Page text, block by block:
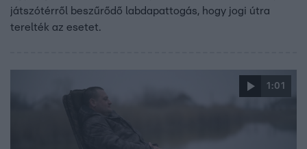
játszótérről beszűrődő labdapattogás, hogy jogi útra
terelték az esetet.
1:01